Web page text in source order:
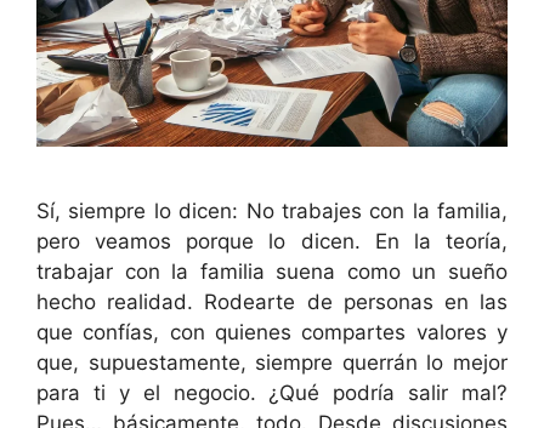
Sí, siempre lo dicen: No trabajes con la familia,
pero veamos porque lo dicen. En la teoría,
trabajar con la familia suena como un sueño
hecho realidad. Rodearte de personas en las
que confías, con quienes compartes valores y
que, supuestamente, siempre querrán lo mejor
para ti y el negocio. ¿Qué podría salir mal?
Pues… básicamente, todo. Desde discusiones